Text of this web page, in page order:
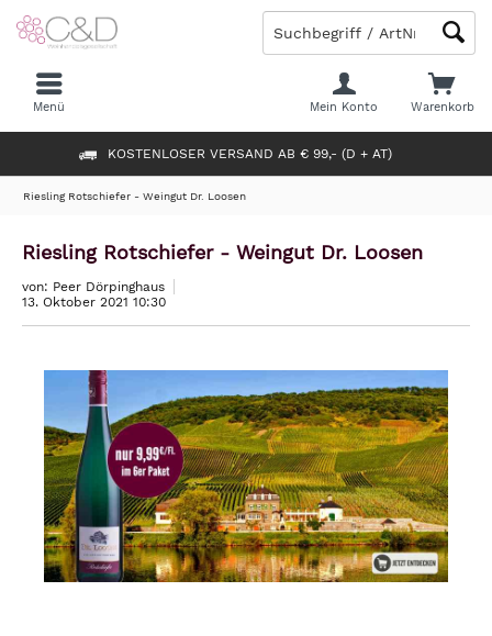
KOSTENLOSER VERSAND AB € 99,- (D + AT)
Warenkorb
Mein Konto
Menü
Riesling Rotschiefer - Weingut Dr. Loosen
Riesling Rotschiefer - Weingut Dr. Loosen
von: Peer Dörpinghaus
13. Oktober 2021 10:30